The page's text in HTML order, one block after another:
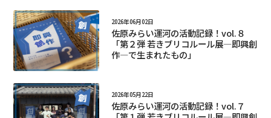
2026年06月02日
佐原みらい運河の活動記録！vol.８
「第２弾 若きブリコルール展―即興創
作―で生まれたもの」
2026年05月22日
佐原みらい運河の活動記録！vol.７